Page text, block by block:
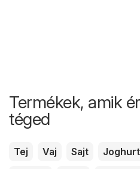
Termékek, amik
téged
Tej Vaj Sajt Joghurt